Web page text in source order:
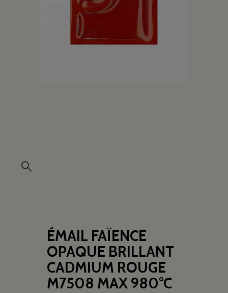
ÉMAIL FAÏENCE
OPAQUE BRILLANT
CADMIUM ROUGE
M7508 MAX 980°C